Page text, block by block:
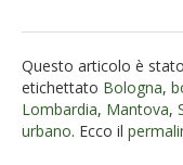
Questo articolo è
etichettato Bologna,
Lombardia, Mantova,
urbano. Ecco il